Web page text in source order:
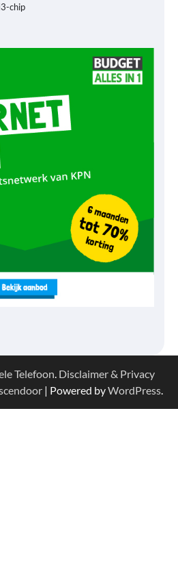
chip
Telefoon. Disclaimer & Privacy
| Powered byWordPress.